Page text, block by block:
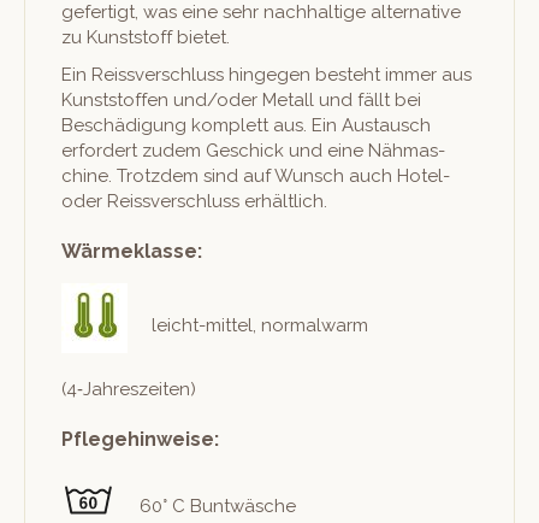
gefer­tigt, was eine sehr nach­haltige alter­na­tive
zu Kun­st­stoff bietet.
Ein Reissver­schluss hinge­gen beste­ht immer aus
Kun­st­stof­fen und/oder Met­all und fällt bei
Beschädi­gung kom­plett aus. Ein Aus­tausch
erfordert zudem Geschick und eine Näh­mas­
chine. Trotz­dem sind auf Wun­sch auch Hotel-
oder Reissver­schluss erhältlich.
Wärmeklasse:
leicht-mit­tel, nor­mal­warm
(4‑Jahreszeiten)
Pflegehinweise:
60° C Buntwäsche